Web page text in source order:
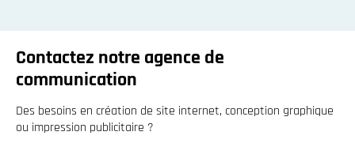
Contactez notre agence de
communication
Des besoins en création de site internet, conception graphique
ou impression publicitaire ?